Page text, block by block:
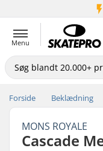
Menu
Forside Beklædning
MONS ROYALE
Cascade